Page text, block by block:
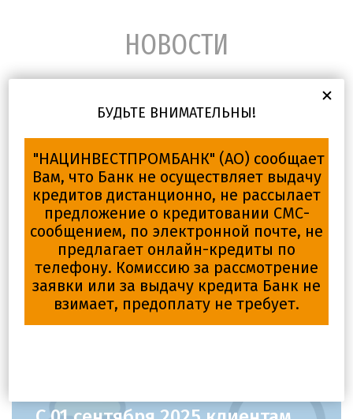
НОВОСТИ
— 09.07.2026
Новое предложение по вкладу
"Прибыльный" - 14% годовых
на 2 месяца
БУДЬТЕ ВНИМАТЕЛЬНЫ!
"НАЦИНВЕСТПРОМБАНК" (АО) сообщает
Вам, что Банк не осуществляет выдачу
кредитов дистанционно, не рассылает
предложение о кредитовании СМС-
сообщением, по электронной почте, не
предлагает онлайн-кредиты по
телефону. Комиссию за рассмотрение
заявки или за выдачу кредита Банк не
взимает, предоплату не требует.